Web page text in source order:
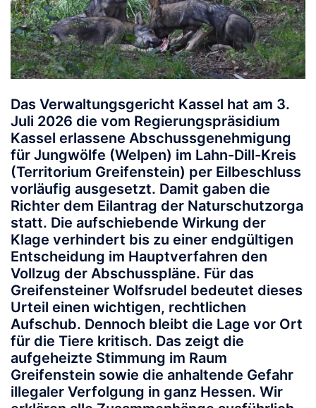
Das Verwaltungsgericht Kassel hat am 3.
Juli 2026 die vom Regierungspräsidium
Kassel erlassene Abschussgenehmigung
für Jungwölfe (Welpen) im Lahn-Dill-Kreis
(Territorium Greifenstein) per Eilbeschluss
vorläufig ausgesetzt. Damit gaben die
Richter dem Eilantrag der Naturschutzorga
statt. Die aufschiebende Wirkung der
Klage verhindert bis zu einer endgültigen
Entscheidung im Hauptverfahren den
Vollzug der Abschusspläne. Für das
Greifensteiner Wolfsrudel bedeutet dieses
Urteil einen wichtigen, rechtlichen
Aufschub. Dennoch bleibt die Lage vor Ort
für die Tiere kritisch. Das zeigt die
aufgeheizte Stimmung im Raum
Greifenstein sowie die anhaltende Gefahr
illegaler Verfolgung in ganz Hessen. Wir